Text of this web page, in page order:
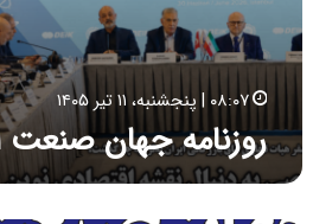
۱
۱
ر
۱
۴
۰۸:۰۷ | پنجشنبه، ۱۱ تیر ۱۴۰۵
روزنامه جهان صنعت ۱۱ تیر ۱۴۰۵